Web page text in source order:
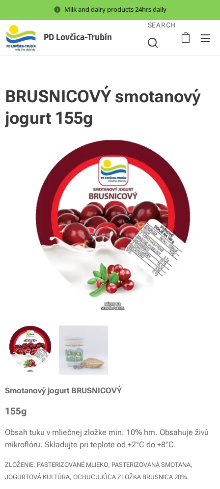
Milk and dairy products 24hrs daily
PD Lovčica-Trubín
SEARCH
BRUSNICOVÝ smotanový
jogurt 155g
Smotanový jogurt BRUSNICOVÝ
155g
Obsah tuku v mliečnej zložke min. 10% hm. Obsahuje živú
mikroflóru. Skladujte pri teplote od +2°C do +8°C.
ZLOŽENIE: PASTERIZOVANÉ MLIEKO, PASTERIZOVANÁ SMOTANA,
JOGURTOVÁ KULTÚRA, OCHUCUJÚCA ZLOŽKA BRUSNICA 20%.